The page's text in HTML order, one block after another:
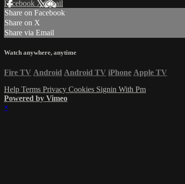
Facebook XEmail
Share on Facebook
Share on X
Share via Email
Watch anywhere, anytime
Fire TV Android Android TV iPhone Apple TV
Help Terms Privacy Cookies Signin With Pm
Powered by Vimeo
×